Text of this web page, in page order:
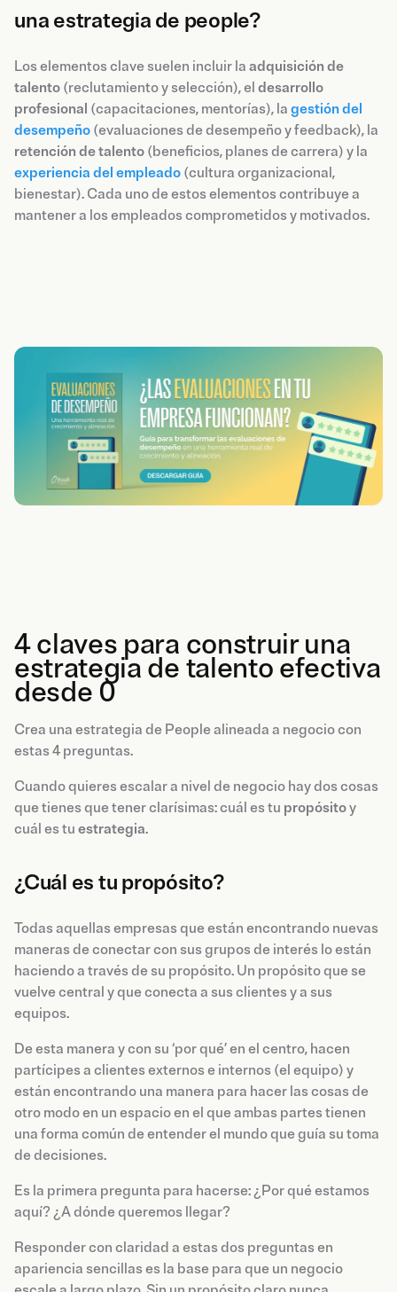
una estrategia de people?
Los elementos clave suelen incluir la adquisición de
talento (reclutamiento y selección), el desarrollo
profesional (capacitaciones, mentorías), la gestión del
desempeño (evaluaciones de desempeño y feedback), la
retención de talento (beneficios, planes de carrera) y la
experiencia del empleado (cultura organizacional,
bienestar). Cada uno de estos elementos contribuye a
mantener a los empleados comprometidos y motivados.
4 claves para construir una
estrategia de talento efectiva
desde 0
Crea una estrategia de People alineada a negocio con
estas 4 preguntas.
Cuando quieres escalar a nivel de negocio hay dos cosas
que tienes que tener clarísimas: cuál es tu propósitoy
cuál es tu estrategia.
¿Cuál es tu propósito?
Todas aquellas empresas que están encontrando nuevas
maneras de conectar con sus grupos de interés lo están
haciendo a través de su propósito. Un propósito que se
vuelve central y que conecta a sus clientes y a sus
equipos.
De esta manera y con su ‘por qué’ en el centro, hacen
partícipes a clientes externos e internos (el equipo) y
están encontrando una manera para hacer las cosas de
otro modo en un espacio en el que ambas partes tienen
una forma común de entender el mundo que guía su toma
de decisiones.
Es la primera pregunta para hacerse: ¿Por qué estamos
aquí? ¿A dónde queremos llegar?
Responder con claridad a estas dos preguntas en
apariencia sencillas es la base para que un negocio